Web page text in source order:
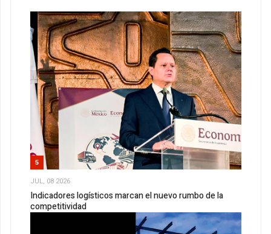
5
JUL, 08 2026
Indicadores logísticos marcan el nuevo rumbo de la
competitividad